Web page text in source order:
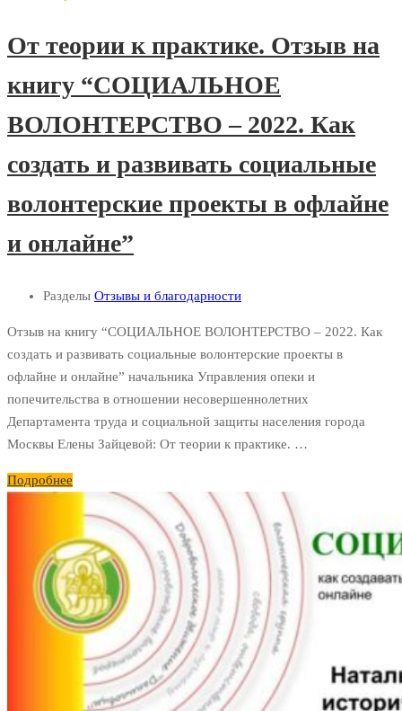
От теории к практике. Отзыв на
книгу “СОЦИАЛЬНОЕ
ВОЛОНТЕРСТВО – 2022. Как
создать и развивать социальные
волонтерские проекты в офлайне
и онлайне”
Разделы Отзывы и благодарности
Отзыв на книгу “СОЦИАЛЬНОЕ ВОЛОНТЕРСТВО – 2022. Как
создать и развивать социальные волонтерские проекты в
офлайне и онлайне” начальника Управления опеки и
попечительства в отношении несовершеннолетних
Департамента труда и социальной защиты населения города
Москвы Елены Зайцевой: От теории к практике. …
Подробнее